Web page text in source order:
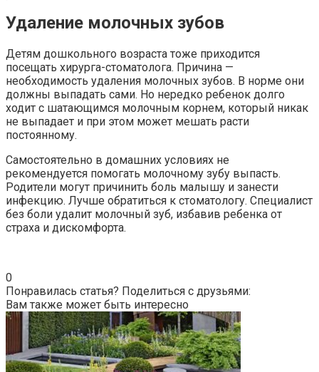
Удаление молочных зубов
Детям дошкольного возраста тоже приходится
посещать хирурга-стоматолога. Причина —
необходимость удаления молочных зубов. В норме они
должны выпадать сами. Но нередко ребенок долго
ходит с шатающимся молочным корнем, который никак
не выпадает и при этом может мешать расти
постоянному.
Самостоятельно в домашних условиях не
рекомендуется помогать молочному зубу выпасть.
Родители могут причинить боль малышу и занести
инфекцию. Лучше обратиться к стоматологу. Специалист
без боли удалит молочный зуб, избавив ребенка от
страха и дискомфорта.
0
Понравилась статья? Поделиться с друзьями:
Вам также может быть интересно